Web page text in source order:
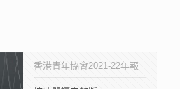
香港青年協會2021-22年報